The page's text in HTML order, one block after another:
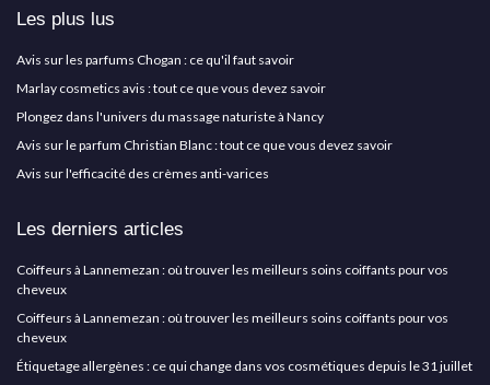
Les plus lus
Avis sur les parfums Chogan : ce qu'il faut savoir
Marlay cosmetics avis : tout ce que vous devez savoir
Plongez dans l'univers du massage naturiste à Nancy
Avis sur le parfum Christian Blanc : tout ce que vous devez savoir
Avis sur l'efficacité des crèmes anti-varices
Les derniers articles
Coiffeurs à Lannemezan : où trouver les meilleurs soins coiffants pour vos
cheveux
Coiffeurs à Lannemezan : où trouver les meilleurs soins coiffants pour vos
cheveux
Étiquetage allergènes : ce qui change dans vos cosmétiques depuis le 31 juillet